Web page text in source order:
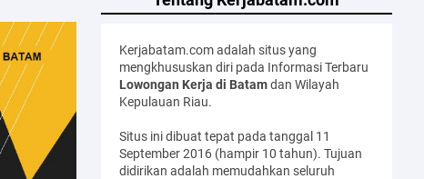
Kerjabatam.com adalah situs yang
mengkhususkan diri pada Informasi Terbaru
Lowongan Kerja di Batamdan Wilayah
Kepulauan Riau.
Situs ini dibuat tepat pada tanggal 11
September 2016 (hampir 10 tahun). Tujuan
didirikan adalah memudahkan seluruh